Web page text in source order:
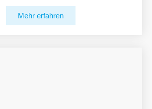
Mehr erfahren